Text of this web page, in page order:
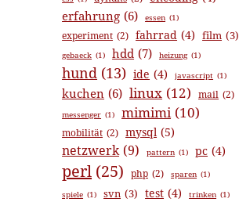
erfahrung (6) essen (1)
experiment (2) fahrrad (4) film (3)
gebaeck (1) hdd (7) heizung (1)
hund (13) ide (4) javascript (1)
kuchen (6) linux (12) mail (2)
messenger (1) mimimi (10)
mobilität (2) mysql (5)
netzwerk (9) pattern (1) pc (4)
perl (25) php (2) sparen (1)
spiele (1) svn (3) test (4) trinken (1)